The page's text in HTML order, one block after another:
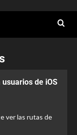
de iOS
ver las rutas de